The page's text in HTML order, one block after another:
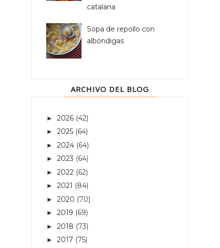
catalana
Sopa de repollo con
albóndigas
ARCHIVO DEL BLOG
► 2026 (42)
► 2025 (64)
► 2024 (64)
► 2023 (64)
► 2022 (62)
► 2021 (84)
► 2020 (70)
► 2019 (69)
► 2018 (73)
► 2017 (75)